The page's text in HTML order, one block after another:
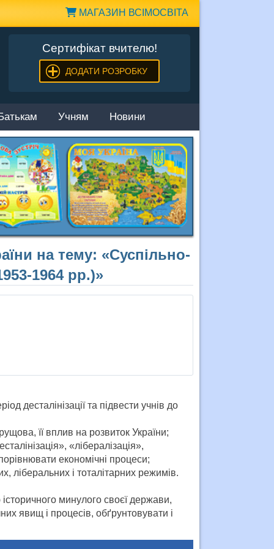
МАГАЗИН ВСІМОСВІТА
Сертифікат вчителю!
ДОДАТИ РОЗРОБКУ
Учням Новини
на тему: «Суспільно-
1964 рр.)»
десталінізації та підвести учнів до
її вплив на розвиток України;
«лібералізація»,
економічні процеси;
ліберальних і тоталітарних режимів.
минулого своєї держави,
явищ і процесів, обґрунтовувати і